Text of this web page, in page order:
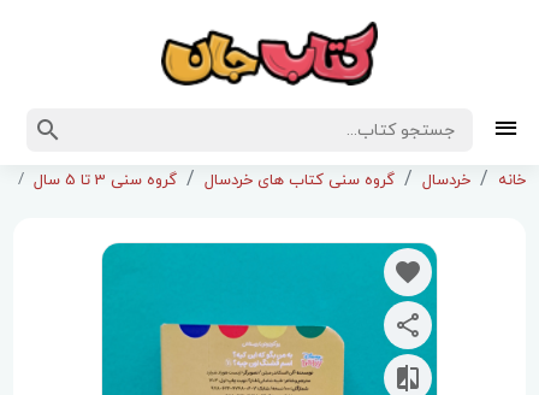
خانه خردسال گروه سنی کتاب های خردسال گروه سنی 3 تا 5 سال